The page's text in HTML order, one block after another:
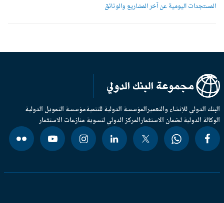
المستجدات اليومية عن آخر المشاريع والوثائق
الدولي للإنشاء والتعميرالمؤسسة الدولية للتنميةمؤسسة التمويل الدولية
الدولية لضمان الاستثمارالمركز الدولي لتسوية منازعات الاستثمار